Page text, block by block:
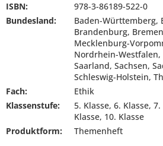
ISBN:
978-3-86189-522-0
Bundesland:
Baden-Württemberg,
Brandenburg,
Mecklenburg-
Nordrhein-
Saarland, Sachsen,
Schleswig-Holstein,
Fach:
Ethik
Klassenstufe:
5. Klasse, 6. Klasse,
Klasse, 10. Klasse
Produktform:
Themenheft